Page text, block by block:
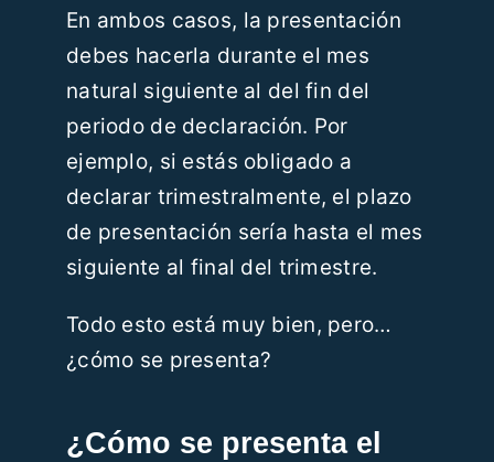
En ambos casos, la presentación
debes hacerla durante el mes
natural siguiente al del fin del
periodo de declaración. Por
ejemplo, si estás obligado a
declarar trimestralmente, el plazo
de presentación sería hasta el mes
siguiente al final del trimestre.
Todo esto está muy bien, pero…
¿cómo se presenta?
¿Cómo se presenta el